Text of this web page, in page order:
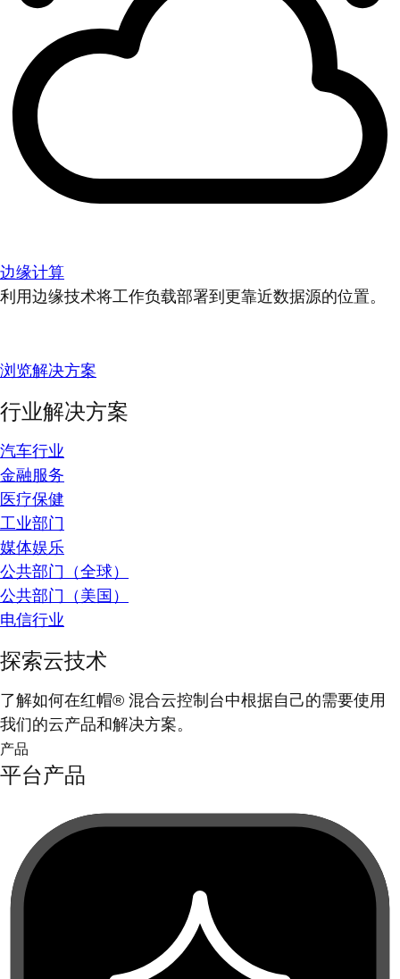
边缘计算
利用边缘技术将工作负载部署到更靠近数据源的位置。
浏览解决方案
行业解决方案
汽车行业
金融服务
医疗保健
工业部门
媒体娱乐
公共部门（全球）
公共部门（美国）
电信行业
探索云技术
了解如何在红帽® 混合云控制台中根据自己的需要使用
我们的云产品和解决方案。
产品
平台产品